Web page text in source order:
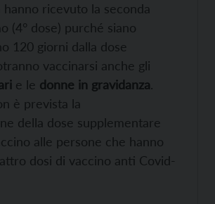
ricevuto la seconda
(4° dose) purché siano
120 giorni dalla dose
vaccinarsi anche gli
e le donne in gravidanza.
è prevista la
della dose supplementare
alle persone che hanno
dosi di vaccino anti Covid-